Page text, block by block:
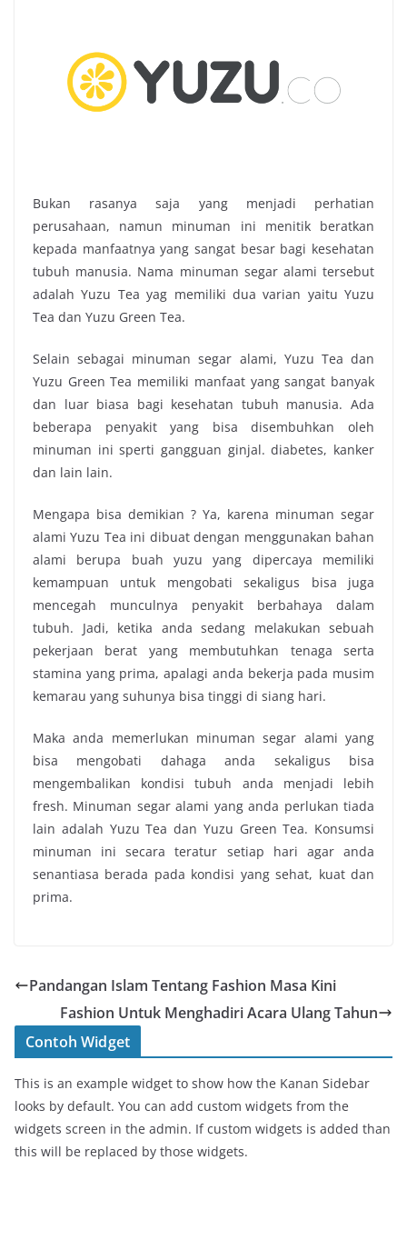
Bukan rasanya saja yang menjadi perhatian
perusahaan, namun minuman ini menitik beratkan
kepada manfaatnya yang sangat besar bagi kesehatan
tubuh manusia. Nama minuman segar alami tersebut
adalah Yuzu Tea yag memiliki dua varian yaitu Yuzu
Tea dan Yuzu Green Tea.
Selain sebagai minuman segar alami, Yuzu Tea dan
Yuzu Green Tea memiliki manfaat yang sangat banyak
dan luar biasa bagi kesehatan tubuh manusia. Ada
beberapa penyakit yang bisa disembuhkan oleh
minuman ini sperti gangguan ginjal. diabetes, kanker
dan lain lain.
Mengapa bisa demikian ? Ya, karena minuman segar
alami Yuzu Tea ini dibuat dengan menggunakan bahan
alami berupa buah yuzu yang dipercaya memiliki
kemampuan untuk mengobati sekaligus bisa juga
mencegah munculnya penyakit berbahaya dalam
tubuh. Jadi, ketika anda sedang melakukan sebuah
pekerjaan berat yang membutuhkan tenaga serta
stamina yang prima, apalagi anda bekerja pada musim
kemarau yang suhunya bisa tinggi di siang hari.
Maka anda memerlukan minuman segar alami yang
bisa mengobati dahaga anda sekaligus bisa
mengembalikan kondisi tubuh anda menjadi lebih
fresh. Minuman segar alami yang anda perlukan tiada
lain adalah Yuzu Tea dan Yuzu Green Tea. Konsumsi
minuman ini secara teratur setiap hari agar anda
senantiasa berada pada kondisi yang sehat, kuat dan
prima.
Pandangan Islam Tentang Fashion Masa Kini
Fashion Untuk Menghadiri Acara Ulang Tahun
Contoh Widget
This is an example widget to show how the Kanan Sidebar
looks by default. You can add custom widgets from the
widgets screen in the admin. If custom widgets is added than
this will be replaced by those widgets.